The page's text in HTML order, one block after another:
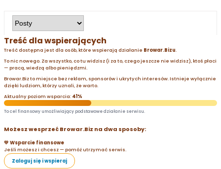
Treść dla wspierających
Treść dostępna jest dla osób, które wspierają działanie Browar.Bizu.
To nic nowego. Za wszystko, co tu widzisz (i za to, czego jeszcze nie widzisz), ktoś płaci
— pracą, wiedzą albo pieniędzmi.
Browar.Biz to miejsce bez reklam, sponsorów i ukrytych interesów. Istnieje wyłącznie
dzięki ludziom, którzy uznali, że warto.
Aktualny poziom wsparcia: 41%
To cel finansowy umożliwiający podstawowe działanie serwisu.
Możesz wesprzeć Browar.Biz na dwa sposoby:
💛 Wsparcie finansowe
Jeśli możesz i chcesz — pomóż utrzymać serwis.
Zaloguj się i wspieraj